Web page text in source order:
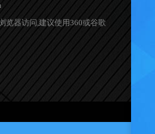
览器访问,建议使用360或谷歌